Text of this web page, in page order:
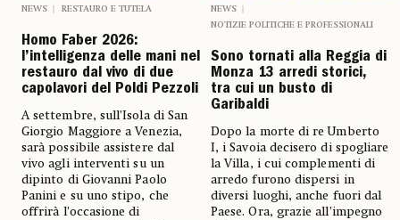
NEWS RESTAURO E TUTELA
Homo Faber 2026:
l’intelligenza delle mani nel
restauro dal vivo di due
capolavori del Poldi Pezzoli
A settembre, sull’Isola di San
Giorgio Maggiore a Venezia,
sarà possibile assistere dal
vivo agli interventi su un
dipinto di Giovanni Paolo
Panini e su uno stipo, che
offrirà l’occasione di
NEWS
NOTIZIE POLITICHE E PROFESSIONALI
Sono tornati alla Reggia di
Monza 13 arredi storici,
tra cui un busto di
Garibaldi
Dopo la morte di re Umberto
I, i Savoia decisero di spogliare
la Villa, i cui complementi di
arredo furono dispersi in
diversi luoghi, anche fuori dal
Paese. Ora, grazie all’impegno